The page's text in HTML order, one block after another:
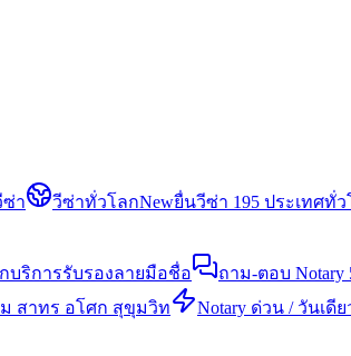
ซ่า วีซ่าทั่วโลกNewยื่นวีซ่า 195 ประเทศทั่ว
บริการรับรองลายมือชื่อ ถาม-ตอบ Notary
สาทร อโศก สุขุมวิท Notary ด่วน / วันเดีย